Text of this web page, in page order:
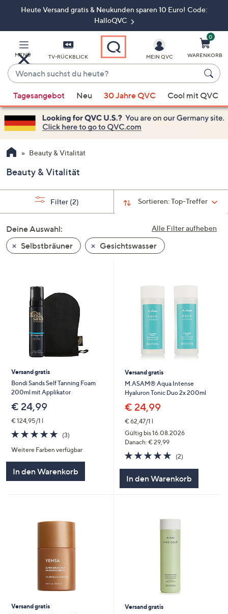
ZumHeute Versand gratis & Neukunden sparen 10 Euro! Code:
HalloQVC
MENÜ TV-RÜCKBLICK
Wonach
suchst
du
heute?
Vorschläge
verfügbar
sind,
verwenden
Sie
Pfeiltasten
nach
und
nach
unten
oder
Touch-
Geräten
rechts,
um
diese
anzuzeigen.
MEIN QVC
0
WARENKORB
Tagesangebot Neu 30 Jahre QVC Cool mit QVC
Beauty & Vitalität
Beauty & Vitalität
Sortieren:Top-Treffer
Filter (2)
Alle Filter aufheben
Deine Auswahl:
Selbstbräuner
Gesichtswasser
Versand gratis
Bondi Sands Self Tanning Foam
200ml mit Applikator
€ 24,99
€ 124,95/1 l
5.0
von
5
(3)3
Weitere Farben verfügbar
In den Warenkorb
Versand gratis
M.ASAM® Aqua Intense
Hyaluron Tonic Duo 2x 200ml
€ 24,99
€ 62,47/1 l
Gültig bis 16.08.2026
Danach: € 29,99
5.0
von
(2)2
In den Warenkorb
Versand gratis
Versand gratis